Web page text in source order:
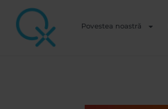
Povestea noastră